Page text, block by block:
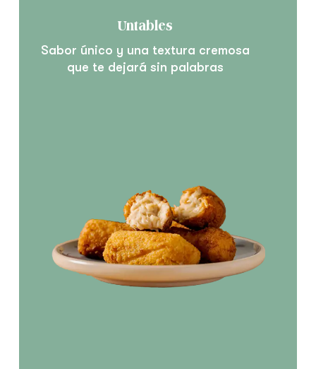
Untables
Sabor único y una textura cremosa
que te dejará sin palabras